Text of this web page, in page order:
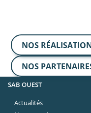
NOS
NOS
SAB OUEST
Actualités